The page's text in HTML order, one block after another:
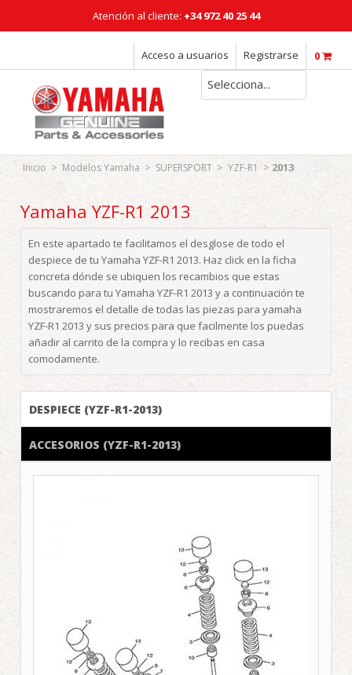
Atención al cliente: +34 972 40 25 44
Horario: Lunes a Viernes: 08:00 - 18:00h
Acceso a usuarios Registrarse 0
Selecciona...
Inicio > Modelos Yamaha > SUPERSPORT > YZF-R1 > 2013
Yamaha YZF-R1 2013
En este apartado te facilitamos el desglose de todo el
despiece de tu Yamaha YZF-R1 2013. Haz click en la ficha
concreta dónde se ubiquen los recambios que estas
buscando para tu Yamaha YZF-R1 2013 y a continuación te
mostraremos el detalle de todas las piezas para yamaha
YZF-R1 2013 y sus precios para que facilmente los puedas
añadir al carrito de la compra y lo recibas en casa
comodamente.
DESPIECE (YZF-R1-2013)
ACCESORIOS (YZF-R1-2013)